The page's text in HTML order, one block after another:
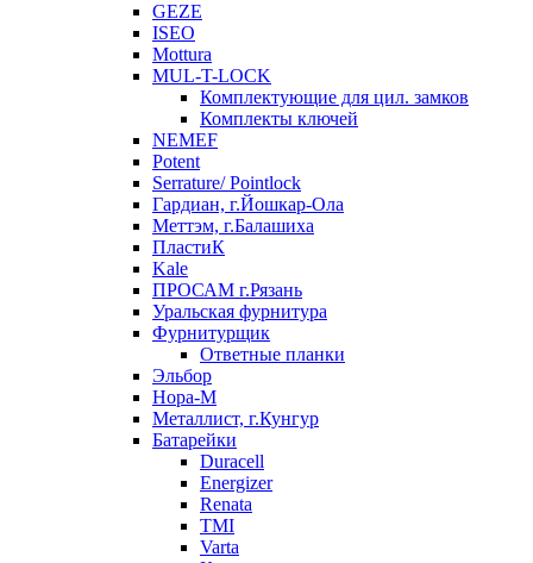
GEZE
ISEO
Mottura
MUL-T-LOCK
Комплектующие для цил. замков
Комплекты ключей
NEMEF
Potent
Serrature/ Pointlock
Гардиан, г.Йошкар-Ола
Меттэм, г.Балашиха
ПластиК
Kale
ПРОСАМ г.Рязань
Уральская фурнитура
Фурнитурщик
Ответные планки
Эльбор
Нора-М
Металлист, г.Кунгур
Батарейки
Duracell
Energizer
Renata
TMI
Varta